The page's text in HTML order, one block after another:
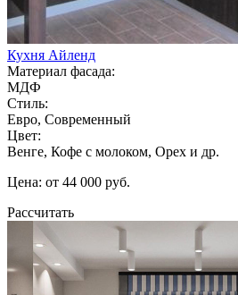
Кухня Айленд
Материал фасада:
МДФ
Стиль:
Евро, Современный
Цвет:
Венге, Кофе с молоком, Орех и др.
Цена: от 44 000 руб.
Рассчитать